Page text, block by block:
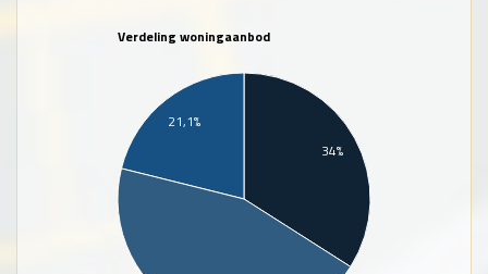
Verdeling woningaanbod
34%
21,1%